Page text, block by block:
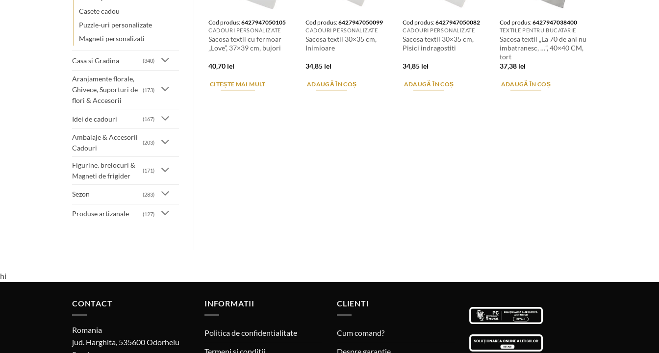
Casete cadou
Puzzle-uri personalizate
Magneti personalizati
Casa si Gradina (340)
Aranjamente florale,
Ghivece, Suporturi de
flori & Accesorii
(173)
Idei de cadouri (167)
Ambalaje & Accesorii
Cadouri
(203)
Figurine. brelocuri &
Magneti de frigider
(171)
Sezon (283)
Produse artizanale (127)
Cod produs:6427947050105
CADOURI PERSONALIZATE
Sacosa textil cu fermoar
„Love”, 37×39 cm, bujori
40,70 lei
CITEȘTE MAI MULT
Cod produs:6427947050099
CADOURI PERSONALIZATE
Sacosa textil 30×35 cm,
Inimioare
34,85 lei
ADAUGĂ ÎN COȘ
Cod produs:6427947050082
CADOURI PERSONALIZATE
Sacosa textil 30×35 cm,
Pisici indragostiti
34,85 lei
ADAUGĂ ÎN COȘ
Cod produs:6427947038400
TEXTILE PENTRU BUCATARIE
Sacosa textil „La 70 de ani nu
imbatranesc, …”, 40×40 CM,
tort
37,38 lei
ADAUGĂ ÎN COȘ
hi
CONTACT
Romania
jud. Harghita, 535600 Odorheiu
INFORMATII
Politica de confidentialitate
CLIENTI
Cum comand?